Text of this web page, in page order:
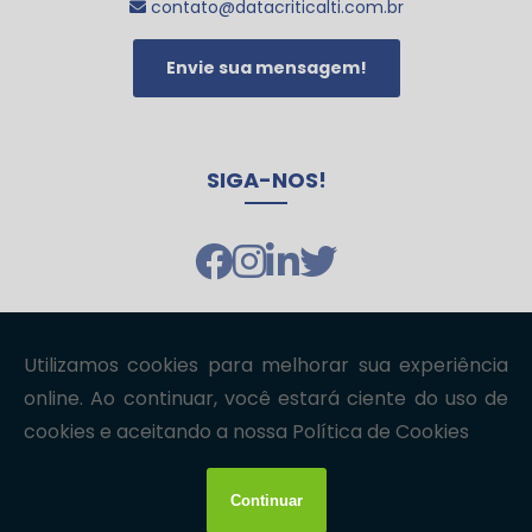
Benefícios do Cabeamento Estruturado em Data Center
Cabeamento Estruturado Data Center: Benefícios e Melhores
Cabeamento Estruturado em Data Centers: Guia Essencial
para Otimizar Sua Infraestrutura
Cabeamento Estruturado em Fibra Óptica
Cabeamento Estruturado Fibra Óptica: Como Escolher a Melhor
Solução
Cabeamento Estruturado Fibra Óptica: Como Escolher a Melhor
Cabeamento Estruturado Fibra Óptica: Guia Completo
contato@datacriticalti.com.br
Envie sua mensagem!
SIGA-NOS!
Copyright © datacriticalTI. (Lei 9610 de 19/02/1998)
W3C
W3C